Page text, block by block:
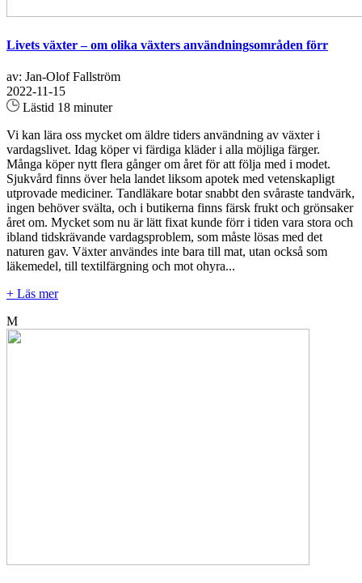
Livets växter – om olika växters användningsområden förr
av: Jan-Olof Fallström
2022-11-15
Lästid 18 minuter
Vi kan lära oss mycket om äldre tiders användning av växter i
vardagslivet. Idag köper vi färdiga kläder i alla möjliga färger.
Många köper nytt flera gånger om året för att följa med i modet.
Sjukvård finns över hela landet liksom apotek med vetenskapligt
utprovade mediciner. Tandläkare botar snabbt den svåraste tandvärk,
ingen behöver svälta, och i butikerna finns färsk frukt och grönsaker
året om. Mycket som nu är lätt fixat kunde förr i tiden vara stora och
ibland tidskrävande vardagsproblem, som måste lösas med det
naturen gav. Växter användes inte bara till mat, utan också som
läkemedel, till textilfärgning och mot ohyra...
+ Läs mer
M